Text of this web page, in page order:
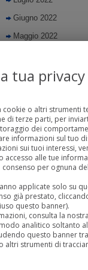
Giugno 2022
Maggio 2022
Marzo 2022
Agosto 2021
Luglio 2021
Giugno 2021
Maggio 2021
Marzo 2021
Febbraio 2021
Gennaio 2021
tua privacy
cookie o altri strumenti
di terze parti, per
dei
informazioni sul tuo
sui tuoi interessi,
accesso alle tue
consenso per ognuna
applicate solo su
già prestato,
questo banner).
consulta la nostra
analitico soltanto
questo banner
altri strumenti di